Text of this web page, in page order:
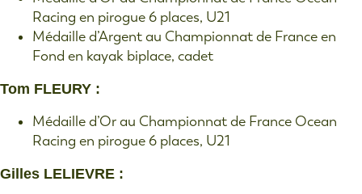
Racing en pirogue 6 places, U21
Médaille d’Argent au Championnat de France en
Fond en kayak biplace, cadet
Tom FLEURY :
Médaille d’Or au Championnat de France Ocean
Racing en pirogue 6 places, U21
Gilles LELIEVRE :